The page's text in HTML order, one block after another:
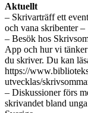
Aktuellt
– Skrivarträff ett
och vana skribenter
– Besök hos
App och hur vi
du skriver. Du kan
https://
utvecklas/
– Diskussioner förs
skrivandet bland